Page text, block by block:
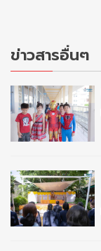
ข่าวสารอื่นๆ